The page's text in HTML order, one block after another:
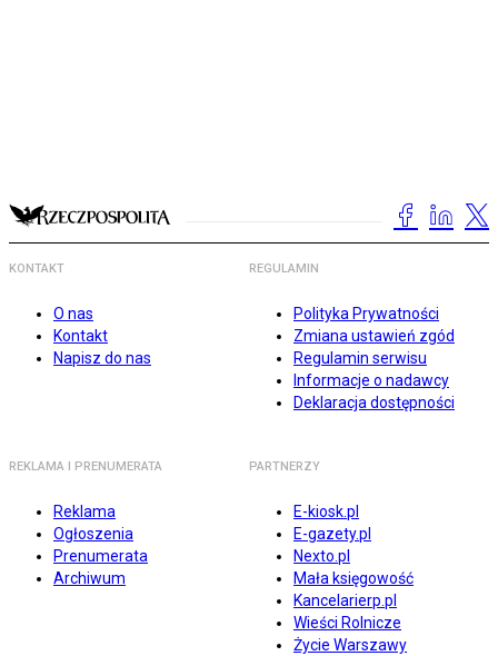
KONTAKT
O nas
Kontakt
Napisz do nas
REGULAMIN
Polityka Prywatności
Zmiana ustawień zgód
Regulamin serwisu
Informacje o nadawcy
Deklaracja dostępności
REKLAMA I PRENUMERATA
Reklama
Ogłoszenia
Prenumerata
Archiwum
PARTNERZY
E-kiosk.pl
E-gazety.pl
Nexto.pl
Mała księgowość
Kancelarierp.pl
Wieści Rolnicze
Życie Warszawy